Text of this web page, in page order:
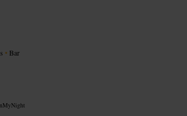
• Bar